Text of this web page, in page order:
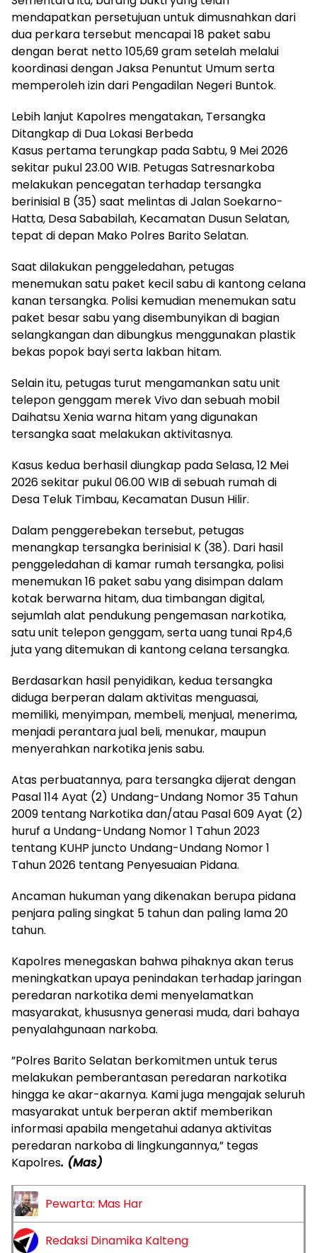
mendapatkan persetujuan untuk dimusnahkan dari
dua perkara tersebut mencapai 18 paket sabu
dengan berat netto 105,69 gram setelah melalui
koordinasi dengan Jaksa Penuntut Umum serta
memperoleh izin dari Pengadilan Negeri Buntok.
‎Lebih lanjut Kapolres mengatakan, Tersangka
Ditangkap di Dua Lokasi Berbeda
Kasus pertama terungkap pada Sabtu, 9 Mei 2026
sekitar pukul 23.00 WIB. Petugas Satresnarkoba
melakukan pencegatan terhadap tersangka
berinisial B (35) saat melintas di Jalan Soekarno-
Hatta, Desa Sababilah, Kecamatan Dusun Selatan,
tepat di depan Mako Polres Barito Selatan.
‎Saat dilakukan penggeledahan, petugas
menemukan satu paket kecil sabu di kantong celana
kanan tersangka. Polisi kemudian menemukan satu
paket besar sabu yang disembunyikan di bagian
selangkangan dan dibungkus menggunakan plastik
bekas popok bayi serta lakban hitam.
‎Selain itu, petugas turut mengamankan satu unit
telepon genggam merek Vivo dan sebuah mobil
Daihatsu Xenia warna hitam yang digunakan
tersangka saat melakukan aktivitasnya.
‎Kasus kedua berhasil diungkap pada Selasa, 12 Mei
2026 sekitar pukul 06.00 WIB di sebuah rumah di
Desa Teluk Timbau, Kecamatan Dusun Hilir.
‎Dalam penggerebekan tersebut, petugas
menangkap tersangka berinisial K (38). Dari hasil
penggeledahan di kamar rumah tersangka, polisi
menemukan 16 paket sabu yang disimpan dalam
kotak berwarna hitam, dua timbangan digital,
sejumlah alat pendukung pengemasan narkotika,
satu unit telepon genggam, serta uang tunai Rp4,6
juta yang ditemukan di kantong celana tersangka.
‎Berdasarkan hasil penyidikan, kedua tersangka
diduga berperan dalam aktivitas menguasai,
memiliki, menyimpan, membeli, menjual, menerima,
menjadi perantara jual beli, menukar, maupun
menyerahkan narkotika jenis sabu.
Atas perbuatannya, para tersangka dijerat dengan
Pasal 114 Ayat (2) Undang-Undang Nomor 35 Tahun
2009 tentang Narkotika dan/atau Pasal 609 Ayat (2)
huruf a Undang-Undang Nomor 1 Tahun 2023
tentang KUHP juncto Undang-Undang Nomor 1
Tahun 2026 tentang Penyesuaian Pidana.
‎Ancaman hukuman yang dikenakan berupa pidana
penjara paling singkat 5 tahun dan paling lama 20
tahun.
‎Kapolres menegaskan bahwa pihaknya akan terus
meningkatkan upaya penindakan terhadap jaringan
peredaran narkotika demi menyelamatkan
masyarakat, khususnya generasi muda, dari bahaya
penyalahgunaan narkoba.
‎”Polres Barito Selatan berkomitmen untuk terus
melakukan pemberantasan peredaran narkotika
hingga ke akar-akarnya. Kami juga mengajak seluruh
masyarakat untuk berperan aktif memberikan
informasi apabila mengetahui adanya aktivitas
peredaran narkoba di lingkungannya,” tegas
Kapolres. (Mas)
Pewarta: Mas Har
Redaksi Dinamika Kalteng